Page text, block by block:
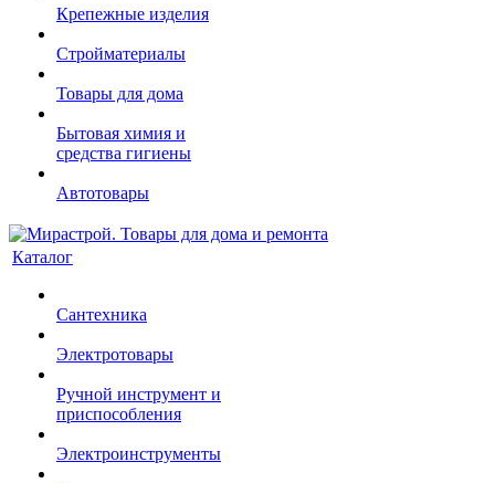
Крепежные изделия
Стройматериалы
Товары для дома
Бытовая химия и
средства гигиены
Автотовары
Каталог
Сантехника
Электротовары
Ручной инструмент и
приспособления
Электроинструменты